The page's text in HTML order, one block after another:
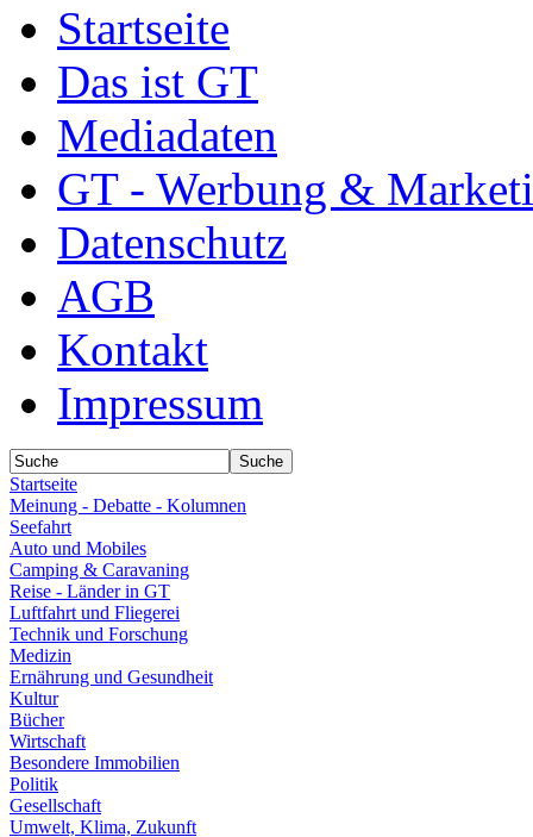
Startseite
Das ist GT
Mediadaten
GT - Werbung &
Datenschutz
AGB
Kontakt
Impressum
Startseite
Meinung - Debatte - Kolumnen
Seefahrt
Auto und Mobiles
Camping & Caravaning
Reise - Länder in GT
Luftfahrt und Fliegerei
Technik und Forschung
Medizin
Ernährung und Gesundheit
Kultur
Bücher
Wirtschaft
Besondere Immobilien
Politik
Gesellschaft
Umwelt, Klima, Zukunft